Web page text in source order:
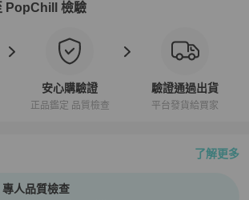
PopChill 檢驗
安心購驗證
正品鑑定 品質檢查
驗證通過出貨
平台發貨給買家
了解更多
驗證、安心購檢驗流程介紹
專人品質檢查